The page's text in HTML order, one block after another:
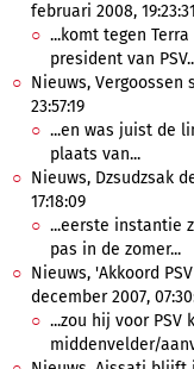
februari 2008, 19:23:31
...komt tegen
president van
Nieuws,
23:57:19
...en was juist de
plaats van...
Nieuws, Dzsudzsak
17:18:09
...eerste instantie
pas in de zomer...
Nieuws, 'Akkoord
december 2007,
...zou hij voor PSV
middenvelder/